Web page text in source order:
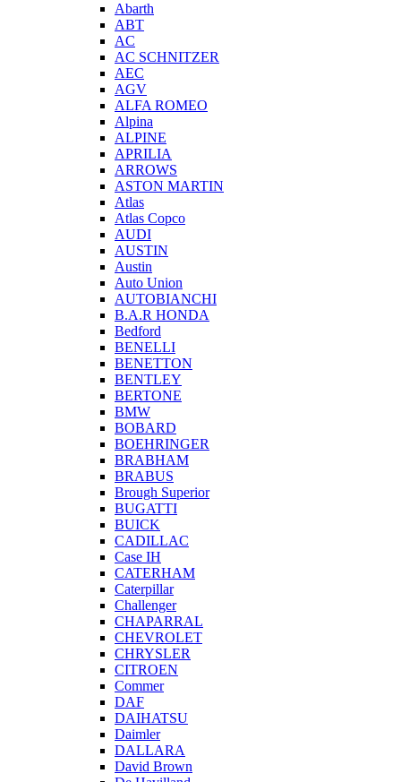
Abarth
ABT
AC
AC SCHNITZER
AEC
AGV
ALFA ROMEO
Alpina
ALPINE
APRILIA
ARROWS
ASTON MARTIN
Atlas
Atlas Copco
AUDI
AUSTIN
Austin
Auto Union
AUTOBIANCHI
B.A.R HONDA
Bedford
BENELLI
BENETTON
BENTLEY
BERTONE
BMW
BOBARD
BOEHRINGER
BRABHAM
BRABUS
Brough Superior
BUGATTI
BUICK
CADILLAC
Case IH
CATERHAM
Caterpillar
Challenger
CHAPARRAL
CHEVROLET
CHRYSLER
CITROEN
Commer
DAF
DAIHATSU
Daimler
DALLARA
David Brown